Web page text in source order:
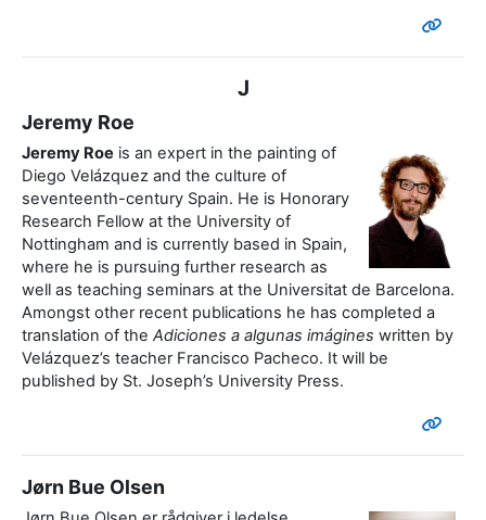
J
Jeremy Roe
Jeremy Roe is an expert in the painting of
Diego Velázquez and the culture of
seventeenth-century Spain. He is Honorary
Research Fellow at the University of
Nottingham and is currently based in Spain,
where he is pursuing further research as
well as teaching seminars at the Universitat de Barcelona.
Amongst other recent publications he has completed a
translation of the Adiciones a algunas imágines written by
Velázquez’s teacher Francisco Pacheco. It will be
published by St. Joseph’s University Press.
Jørn Bue Olsen